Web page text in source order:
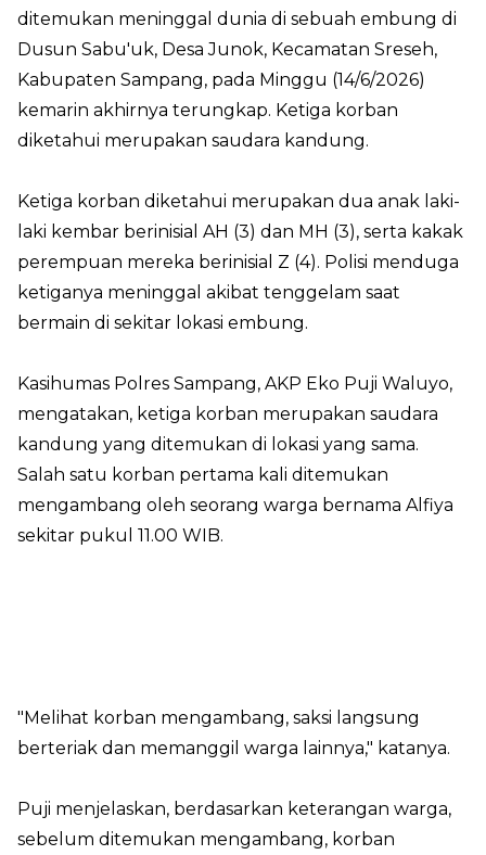
ditemukan meninggal dunia di sebuah embung di
Dusun Sabu'uk, Desa Junok, Kecamatan Sreseh,
Kabupaten Sampang, pada Minggu (14/6/2026)
kemarin akhirnya terungkap. Ketiga korban
diketahui merupakan saudara kandung.
Ketiga korban diketahui merupakan dua anak laki-
laki kembar berinisial AH (3) dan MH (3), serta kakak
perempuan mereka berinisial Z (4). Polisi menduga
ketiganya meninggal akibat tenggelam saat
bermain di sekitar lokasi embung.
Kasihumas Polres Sampang, AKP Eko Puji Waluyo,
mengatakan, ketiga korban merupakan saudara
kandung yang ditemukan di lokasi yang sama.
Salah satu korban pertama kali ditemukan
mengambang oleh seorang warga bernama Alfiya
sekitar pukul 11.00 WIB.
"Melihat korban mengambang, saksi langsung
berteriak dan memanggil warga lainnya," katanya.
Puji menjelaskan, berdasarkan keterangan warga,
sebelum ditemukan mengambang, korban